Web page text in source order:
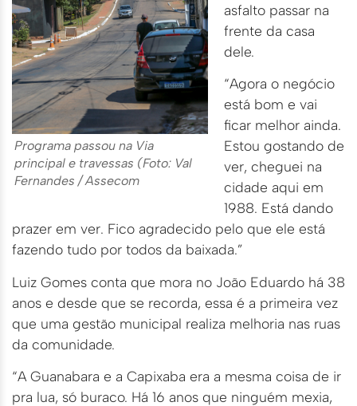
Programa passou na Via
principal e travessas (Foto: Val
Fernandes / Assecom
asfalto passar na
frente da casa
dele.
“Agora o negócio
está bom e vai
ficar melhor ainda.
Estou gostando de
ver, cheguei na
cidade aqui em
1988. Está dando
prazer em ver. Fico agradecido pelo que ele está
fazendo tudo por todos da baixada.”
Luiz Gomes conta que mora no João Eduardo há 38
anos e desde que se recorda, essa é a primeira vez
que uma gestão municipal realiza melhoria nas ruas
da comunidade.
“A Guanabara e a Capixaba era a mesma coisa de ir
pra lua, só buraco. Há 16 anos que ninguém mexia,